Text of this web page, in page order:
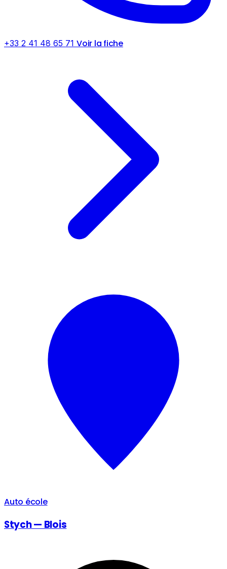
+33 2 41 48 65 71 Voir la fiche
Auto école
Stych — Blois